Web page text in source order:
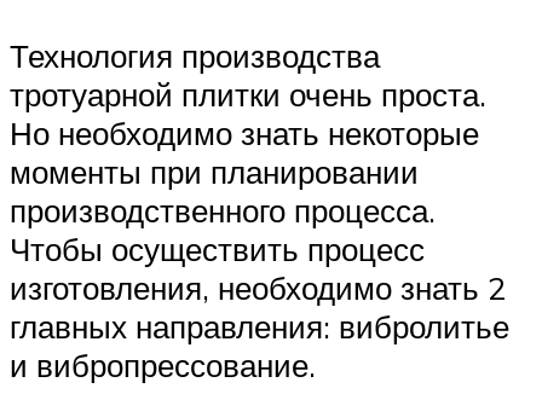
Технология производства
тротуарной плитки очень проста.
Но необходимо знать некоторые
моменты при планировании
производственного процесса.
Чтобы осуществить процесс
изготовления, необходимо знать 2
главных направления: вибролитье
и вибропрессование.